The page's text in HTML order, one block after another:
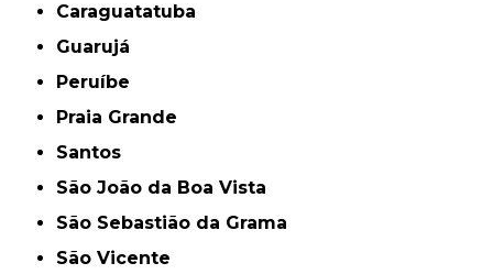
Caraguatatuba
Guarujá
Peruíbe
Praia Grande
Santos
São João da Boa Vista
São Sebastião da Grama
São Vicente